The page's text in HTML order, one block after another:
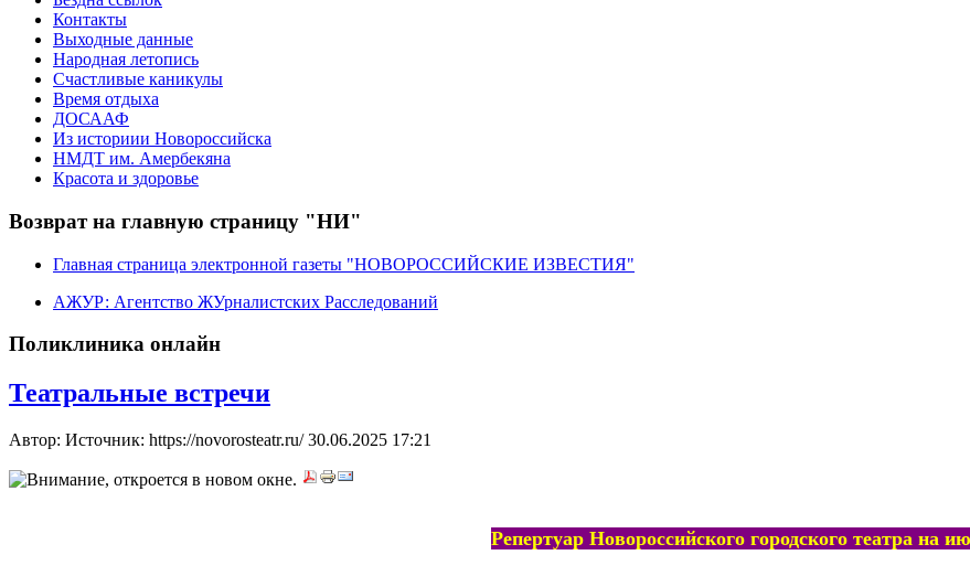
Контакты
Выходные данные
Народная летопись
Счастливые каникулы
Время отдыха
ДОСААФ
Из историии Новороссийска
НМДТ им. Амербекяна
Красота и здоровье
Возврат на главную страницу "НИ"
Главная страница электронной газеты "НОВОРОССИЙСКИЕ ИЗВЕСТИЯ"
АЖУР: Агентство ЖУрналистских Расследований
Поликлиника онлайн
Театральные встречи
Автор: Источник: https://novorosteatr.ru/30.06.2025 17:21
Репертуар Новороссийского городского театра на